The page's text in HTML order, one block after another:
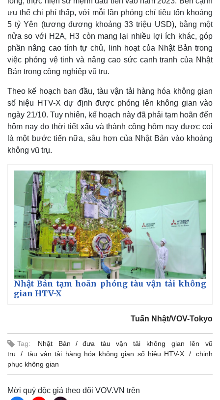
Quan sát
Cuộc sống đó đây
Hồ sơ
Multimedia
Video
Ảnh
E-Magazine
Infographic
ưu thế chi phí thấp, với mỗi lần phóng chỉ tiêu tốn khoảng
5 tỷ Yên (tương đương khoảng 33 triệu USD), bằng một
nửa so với H2A, H3 còn mang lại nhiều lợi ích khác, góp
phần nâng cao tính tự chủ, linh hoạt của Nhật Bản trong
việc phóng vệ tinh và nâng cao sức cạnh tranh của Nhật
Bản trong công nghiệp vũ trụ.
Theo kế hoạch ban đầu, tàu vận tải hàng hóa không gian
số hiệu HTV-X dự định được phóng lên không gian vào
ngày 21/10. Tuy nhiên, kế hoạch này đã phải tạm hoãn đến
hôm nay do thời tiết xấu và thành công hôm nay được coi
là một bước tiến nữa, sâu hơn của Nhật Bản vào khoảng
không vũ trụ.
Nhật Bản tạm hoãn phóng tàu vận tải không
gian HTV-X
Tuấn Nhật/VOV-Tokyo
Tag: Nhật Bản
đưa tàu vận tải không gian lên vũ
trụ
tàu vận tải hàng hóa không gian số hiệu HTV-X
chinh
phục không gian
Mời quý độc giả theo dõi VOV.VN trên